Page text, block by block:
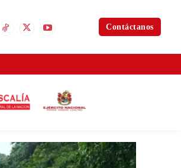
Contáctanos